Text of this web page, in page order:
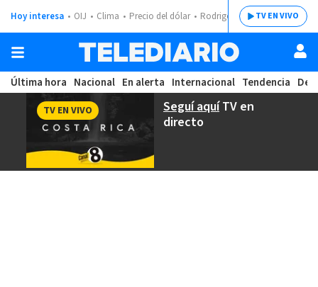
Hoy interesa OIJ Clima Precio del dólar Rodrigo ChavesTV EN VIVO
Última hora Nacional En alerta Internacional Tendencia
Seguí aquíTV en
directo
TV EN VIVO